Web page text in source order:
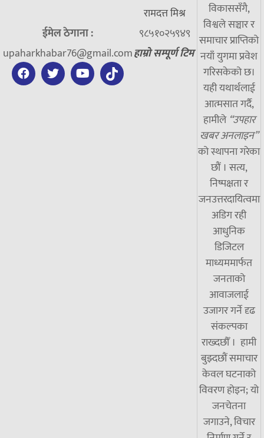
ईमेल ठेगाना :
upaharkhabar76@gmail.com
रामदत्त मिश्र
९८५१०२५९४९
हाम्रो सम्पूर्ण टिम
विकाससँगै,
विश्वले सञ्चार र
समाचार प्राप्तिको
नयाँ युगमा प्रवेश
गरिसकेको छ।
यही यथार्थलाई
आत्मसात गर्दै,
हामीले “उपहार
खबर अनलाइन”
को स्थापना गरेका
छौं । सत्य,
निष्पक्षता र
जनउत्तरदायित्वमा
अडिग रही
आधुनिक
डिजिटल
माध्यममार्फत
जनताको
आवाजलाई
उजागर गर्ने दृढ
संकल्पका
राख्दछौँ । हामी
बुझ्दछौं समाचार
केवल घटनाको
विवरण होइन; यो
जनचेतना
जगाउने, विचार